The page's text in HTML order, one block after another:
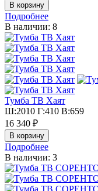
Подробнее
В наличии: 8
Тумба ТВ Хаят
Ш:2010 Г:410 В:659
16 340 ₽
Подробнее
В наличии: 3